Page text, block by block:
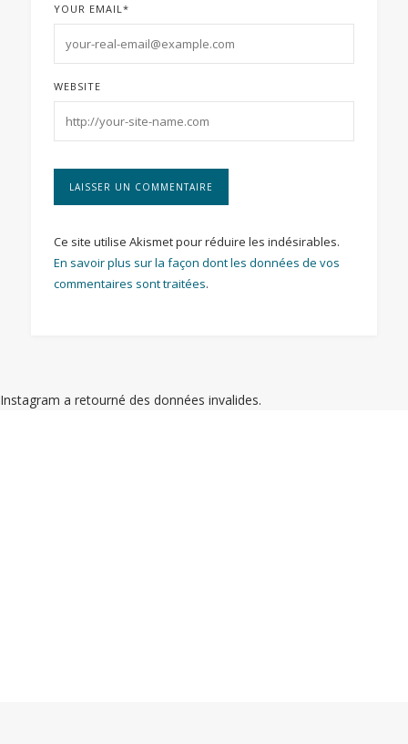
YOUR EMAIL *
WEBSITE
Ce site utilise Akismet pour réduire les indésirables.
En savoir plus sur la façon dont les données de vos
commentaires sont traitées.
Instagram a retourné des données invalides.